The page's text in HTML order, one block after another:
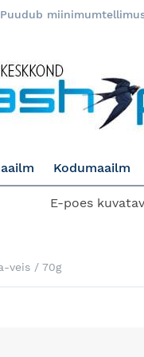
Kodumaailm
E-poes
veis / 70g